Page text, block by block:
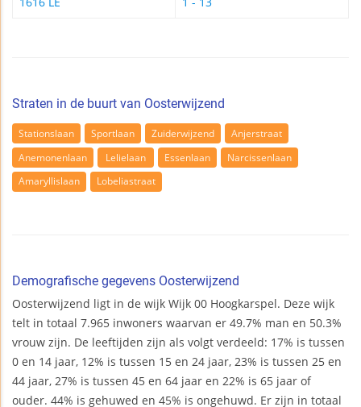
Straten in de buurt van Oosterwijzend
Stationslaan Sportlaan Zuiderwijzend
Anjerstraat
Anemonenlaan
Lelielaan Essenlaan
Narcissenlaan
Amaryllislaan
Lobeliastraat
Demografische gegevens Oosterwijzend
Oosterwijzend ligt in de wijk Wijk 00 Hoogkarspel. Deze wijk
telt in totaal 7.965 inwoners waarvan er 49.7% man en 50.3%
vrouw zijn. De leeftijden zijn als volgt verdeeld: 17% is tussen
0 en 14 jaar, 12% is tussen 15 en 24 jaar, 23% is tussen 25 en
44 jaar, 27% is tussen 45 en 64 jaar en 22% is 65 jaar of
ouder. 44% is gehuwed en 45% is ongehuwd. Er zijn in totaal